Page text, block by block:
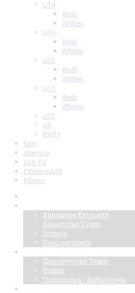
U14
Reds
Whites
U13
Reds
Whites
U12
Reds
Whites
U11
Reds
Whites
U10
U8
BABY
Νέα
Χορηγοί
Live TV
Επικοινωνία
Κάρτες
Διοικούσα Επιτροπή
Διοικητικό Τeam
Ιστορία
Εγκαταστάσεις
Προπονητικό Team
Roster
Πρόγραμμα / Βαθμολογία